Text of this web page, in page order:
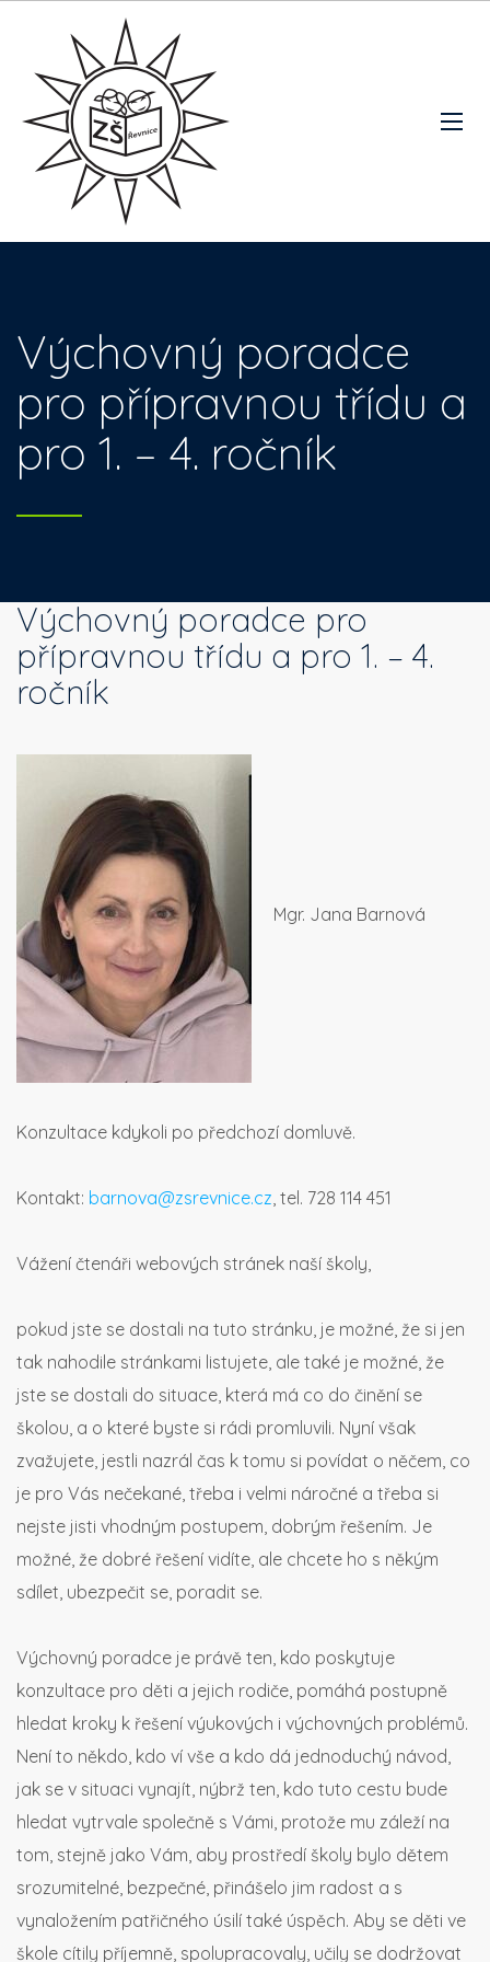
Výchovný poradce
pro přípravnou třídu a
pro 1. – 4. ročník
Výchovný poradce pro
přípravnou třídu a pro 1. – 4.
ročník
Mgr. Jana Barnová
Konzultace kdykoli po předchozí domluvě.
Kontakt: barnova@zsrevnice.cz, tel. 728 114 451
Vážení čtenáři webových stránek naší školy,
pokud jste se dostali na tuto stránku, je možné, že si jen
tak nahodile stránkami listujete, ale také je možné, že
jste se dostali do situace, která má co do činění se
školou, a o které byste si rádi promluvili. Nyní však
zvažujete, jestli nazrál čas k tomu si povídat o něčem, co
je pro Vás nečekané, třeba i velmi náročné a třeba si
nejste jisti vhodným postupem, dobrým řešením. Je
možné, že dobré řešení vidíte, ale chcete ho s někým
sdílet, ubezpečit se, poradit se.
Výchovný poradce je právě ten, kdo poskytuje
konzultace pro děti a jejich rodiče, pomáhá postupně
hledat kroky k řešení výukových i výchovných problémů.
Není to někdo, kdo ví vše a kdo dá jednoduchý návod,
jak se v situaci vynajít, nýbrž ten, kdo tuto cestu bude
hledat vytrvale společně s Vámi, protože mu záleží na
tom, stejně jako Vám, aby prostředí školy bylo dětem
srozumitelné, bezpečné, přinášelo jim radost a s
vynaložením patřičného úsilí také úspěch. Aby se děti ve
škole cítily příjemně, spolupracovaly, učily se dodržovat